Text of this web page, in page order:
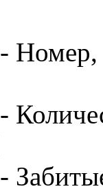
- Номер,
-
-